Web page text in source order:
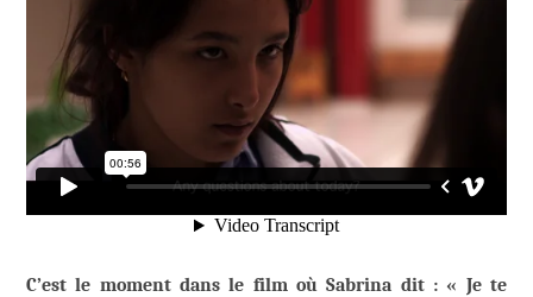
C’est le moment dans le film où Sabrina dit : « Je te